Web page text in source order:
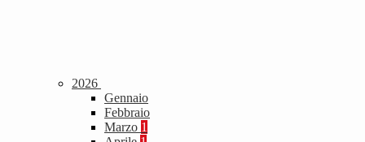
2026
Gennaio
Febbraio
Marzo 1